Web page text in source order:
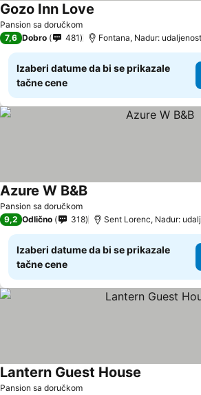
Pansion sa doručkom
Gozo Inn Love
7,6 Dobro 481 Fontana, Nadur:
Izaberi datume da bi se prikazale
tačne cene
Pansion sa doručkom
Azure W B&B
9,2 Odlično 318 Sent Lorenc, Nadur:
Izaberi datume da bi se prikazale
tačne cene
Pansion sa doručkom
Lantern Guest House